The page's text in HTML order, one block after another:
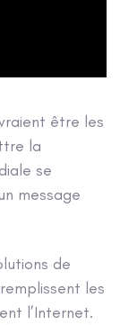
être les
la
se
message
de
les
l’Internet.